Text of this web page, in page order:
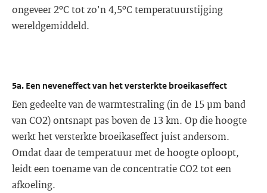
ongeveer 2ºC tot zo'n 4,5ºC temperatuurstijging
wereldgemiddeld.
5a. Een neveneffect van het versterkte broeikaseffect
Een gedeelte van de warmtestraling (in de 15 μm band
van CO2) ontsnapt pas boven de 13 km. Op die hoogte
werkt het versterkte broeikaseffect juist andersom.
Omdat daar de temperatuur met de hoogte oploopt,
leidt een toename van de concentratie CO2 tot een
afkoeling.